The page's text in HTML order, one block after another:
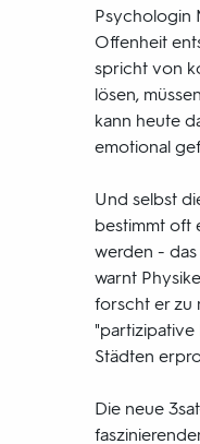
Psychologin
Offenheit
spricht von
lösen,
kann heute
emotional
Und selbst
bestimmt oft
werden -
warnt
forscht er zu
"partizipative
Städten
Die neue